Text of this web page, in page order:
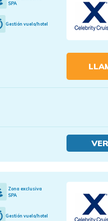
SPA
Gestión vuelo/hotel
Zona exclusiva
SPA
Gestión vuelo/hotel